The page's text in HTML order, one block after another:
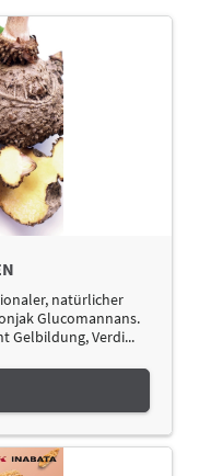
natürlicher
Glucomannans.
Gelbildung, Verdi...